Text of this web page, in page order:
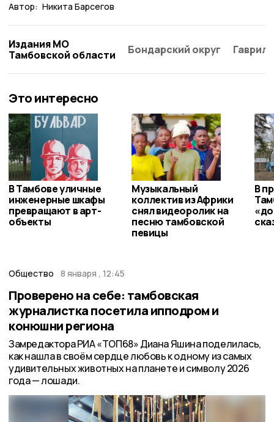
Автор: Никита Барсегов
Издания МО
Тамбовской области
Бондарский округ
Это интересно
В Тамбове уличные
инженерные шкафы
превращают в арт-
объекты
Музыкальный
коллектив из Африки
снял видеоролик на
песню тамбовской
певицы
В
Общество 8 января , 12:45
Проверено на себе: тамбовская
журналистка посетила ипподром и
конюшни региона
Замредактора РИА «ТОП68» Диана Яшина поделилась,
как нашла в своём сердце любовь к одному из самых
удивительных животных на планете и символу 2026
года — лошади.